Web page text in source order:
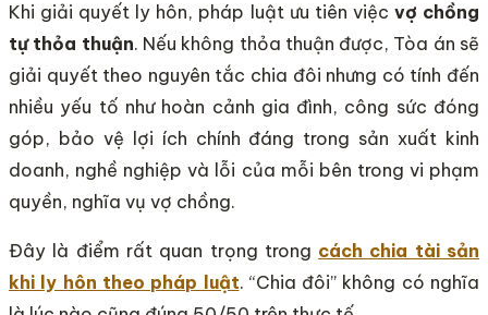
Khi giải quyết ly hôn, pháp luật ưu tiên việc vợ chồng
tự thỏa thuận. Nếu không thỏa thuận được, Tòa án sẽ
giải quyết theo nguyên tắc chia đôi nhưng có tính đến
nhiều yếu tố như hoàn cảnh gia đình, công sức đóng
góp, bảo vệ lợi ích chính đáng trong sản xuất kinh
doanh, nghề nghiệp và lỗi của mỗi bên trong vi phạm
quyền, nghĩa vụ vợ chồng.
Đây là điểm rất quan trọng trong cách chia tài sản
khi ly hôn theo pháp luật. “Chia đôi” không có nghĩa